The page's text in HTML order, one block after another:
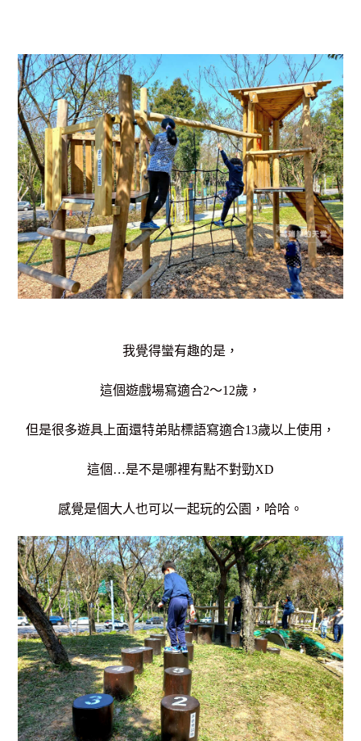
我覺得蠻有趣的是，
這個遊戲場寫適合2～12歲，
但是很多遊具上面還特弟貼標語寫適合13歲以上使用，
這個…是不是哪裡有點不對勁XD
感覺是個大人也可以一起玩的公園，哈哈。